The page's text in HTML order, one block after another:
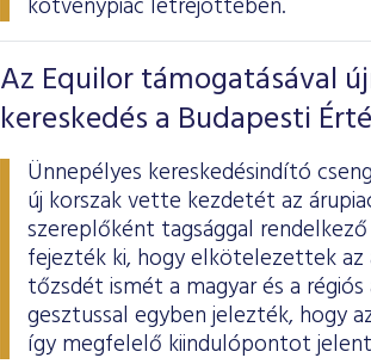
kötvénypiac létrejöttében.
Az Equilor támogatásával
kereskedés a Budapesti
Ünnepélyes kereskedésindító
új korszak vette kezdetét az
szereplőként tagsággal
fejezték ki, hogy elkötelezettek az
tőzsdét ismét a magyar és a
gesztussal egyben jelezték, hogy
így megfelelő kiindulópontot